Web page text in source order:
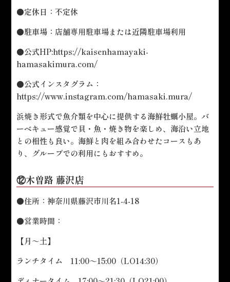
●定休日：不定休
●駐車場：店舗専用駐車場または近隣駐車場利用
●公式HP:https://kaisenhamayaki-
hamasakimura.com/
●公式インスタグラム：
https://www.instagram.com/hamasaki.mura/
浜焼き形式で魚介類を中心に提供する海鮮牡蠣小屋。バ
ーベキュー感覚で貝・魚・焼き物を楽しめ、海沿い立地
との相性も良い。海鮮と肉を組み合わせたコースもあ
り、グループでの利用にもおすすめ。
⑫木曽路 藤沢店
●住所：神奈川県藤沢市川名1-4-18
●営業時間：
【月～土】
ランチタイム 11:00～15:00（LO14:30）